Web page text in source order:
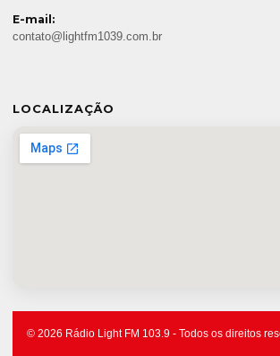
E-mail:
contato@lightfm1039.com.br
LOCALIZAÇÃO
© 2026 Rádio Light FM 103.9 - Todos os direitos